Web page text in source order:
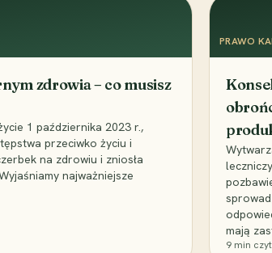
zdrowia – co musisz
1 października 2023 r.,
przeciwko życiu i
na zdrowiu i zniosła
najważniejsze
PRAWO
mają
9 min